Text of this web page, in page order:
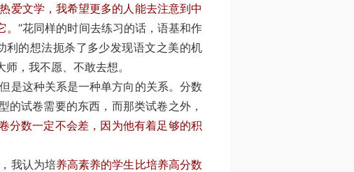
爱文学，我希望更多的人能去注意到中
。“花同样的时间去练习的话，语基和作
利的想法扼杀了多少发现语文之美的机
，我不愿、不敢去想。
是这种关系是一种单方向的关系。分数
试卷需要的东西，而那类试卷之外，
分数一定不会差，因为他有着足够的积
我认为培养高素养的学生比培养高分数